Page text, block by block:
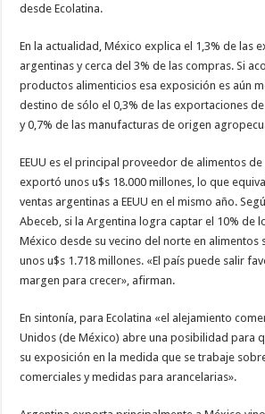
desde Ecolatina.
En la actualidad, México explica el 1,3% de las
argentinas y cerca del 3% de las compras. Si
productos alimenticios esa exposición es aún
destino de sólo el 0,3% de las exportaciones
y 0,7% de las manufacturas de origen
EEUU es el principal proveedor de alimentos de
exportó unos u$s 18.000 millones, lo que
ventas argentinas a EEUU en el mismo año.
Abeceb, si la Argentina logra captar el 10% de
México desde su vecino del norte en alimentos
unos u$s 1.718 millones. «El país puede salir
margen para crecer», afirman.
En sintonía, para Ecolatina «el alejamiento
Unidos (de México) abre una posibilidad para
su exposición en la medida que se trabaje
comerciales y medidas para arancelarias».